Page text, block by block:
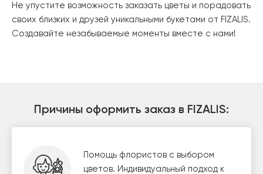
Не упустите возможность заказать цветы и порадовать
своих близких и друзей уникальными букетами от FIZALIS.
Создавайте незабываемые моменты вместе с нами!
Причины оформить заказ в FIZALIS:
Помощь флористов с выбором
цветов. Индивидуальный подход к